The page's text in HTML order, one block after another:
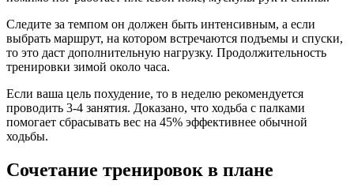
Следите за темпом он должен быть интенсивным, а если
выбрать маршрут, на котором встречаются подъемы и спуски,
то это даст дополнительную нагрузку. Продолжительность
тренировки зимой около часа.
Если ваша цель похудение, то в неделю рекомендуется
проводить 3-4 занятия. Доказано, что ходьба с палками
помогает сбрасывать вес на 45% эффективнее обычной
ходьбы.
Сочетание тренировок в плане